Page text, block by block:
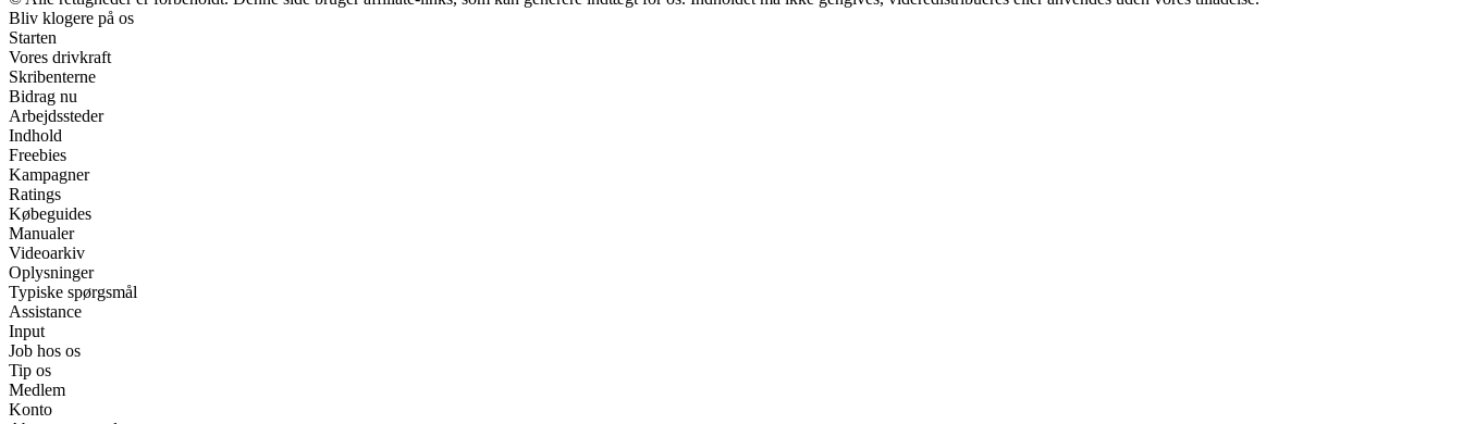
Bliv klogere på os
Starten
Vores drivkraft
Skribenterne
Bidrag nu
Arbejdssteder
Indhold
Freebies
Kampagner
Ratings
Købeguides
Manualer
Videoarkiv
Oplysninger
Typiske spørgsmål
Assistance
Input
Job hos os
Tip os
Medlem
Konto